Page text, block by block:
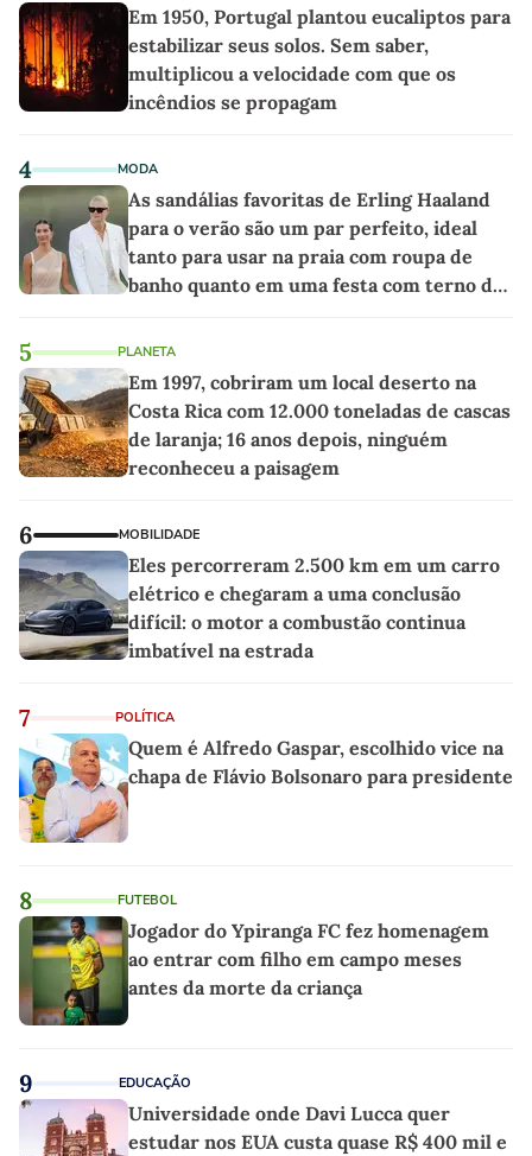
Em 1950, Portugal plantou eucaliptos para
estabilizar seus solos. Sem saber,
multiplicou a velocidade com que os
incêndios se propagam
4 MODA
As sandálias favoritas de Erling Haaland
para o verão são um par perfeito, ideal
tanto para usar na praia com roupa de
banho quanto em uma festa com terno de
5 PLANETA
Em 1997, cobriram um local deserto na
Costa Rica com 12.000 toneladas de cascas
de laranja; 16 anos depois, ninguém
reconheceu a paisagem
6 MOBILIDADE
Eles percorreram 2.500 km em um carro
elétrico e chegaram a uma conclusão
difícil: o motor a combustão continua
imbatível na estrada
7 POLÍTICA
Quem é Alfredo Gaspar, escolhido vice na
chapa de Flávio Bolsonaro para presidente
8 FUTEBOL
Jogador do Ypiranga FC fez homenagem
ao entrar com filho em campo meses
antes da morte da criança
9 EDUCAÇÃO
Universidade onde Davi Lucca quer
estudar nos EUA custa quase R$ 400 mil e